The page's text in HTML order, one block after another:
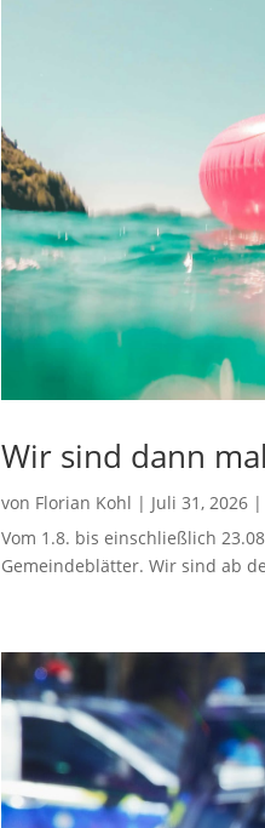
Wir sind dann
von Florian Kohl | Juli 31, 2026
Vom 1.8. bis einschließlich
Gemeindeblätter. Wir sind ab